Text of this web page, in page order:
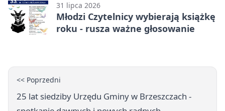
31 lipca 2026
Młodzi Czytelnicy wybierają książkę
roku - rusza ważne głosowanie
<< Poprzedni
25 lat siedziby Urzędu Gminy w Brzeszczach -